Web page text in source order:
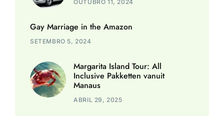
OUTUBRO 11, 2024
Gay Marriage in the Amazon
SETEMBRO 5, 2024
Margarita Island Tour: All
Inclusive Pakketten vanuit
Manaus
ABRIL 29, 2025